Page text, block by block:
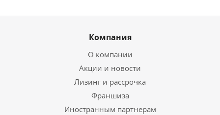
Компания
О компании
Акции и новости
Лизинг и рассрочка
Франшиза
Иностранным партнерам